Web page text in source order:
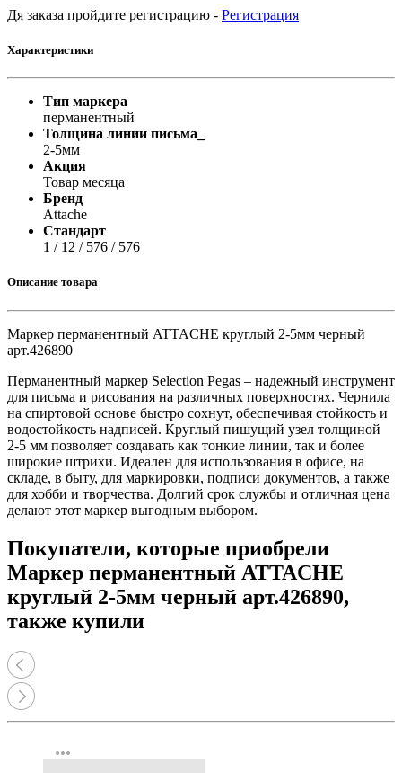
Дя заказа пройдите регистрацию - Регистрация
Характеристики
Тип маркера
перманентный
Толщина линии письма_
2-5мм
Акция
Товар месяца
Бренд
Attachе
Стандарт
1 / 12 / 576 / 576
Описание товара
Маркер перманентный ATTACHE круглый 2-5мм черный
арт.426890
Перманентный маркер Selection Pegas – надежный инструмент
для письма и рисования на различных поверхностях. Чернила
на спиртовой основе быстро сохнут, обеспечивая стойкость и
водостойкость надписей. Круглый пишущий узел толщиной
2-5 мм позволяет создавать как тонкие линии, так и более
широкие штрихи. Идеален для использования в офисе, на
складе, в быту, для маркировки, подписи документов, а также
для хобби и творчества. Долгий срок службы и отличная цена
делают этот маркер выгодным выбором.
Покупатели, которые приобрели
Маркер перманентный ATTACHE
круглый 2-5мм черный арт.426890,
также купили
more_horiz